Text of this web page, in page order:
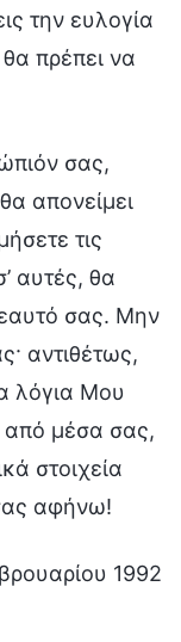
την ευλογία
πρέπει να
σας,
απονείμει
τις
αυτές, θα
εαυτό σας. Μην
αντιθέτως,
λόγια Μου
από μέσα σας,
στοιχεία
αφήνω!
1992